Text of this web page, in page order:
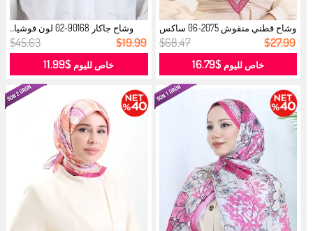
وشاح قطني منقوش 2075-06 ساكس
فوشيا...
$68.47 $27.99
خاص لليوم$16.79
وشاح جاكار 90168-02 لون فوشيا...
$45.63 $19.99
خاص لليوم $11.99